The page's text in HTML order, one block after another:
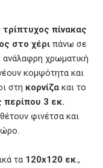
τρίπτυχος πίνακας
στο χέριπάνω σε
ανάλαφρη χρωματική
κομψότητα και
στη κορνίζα και το
περίπου 3 εκ.
φινέτσα και
τα 120x120 εκ.,